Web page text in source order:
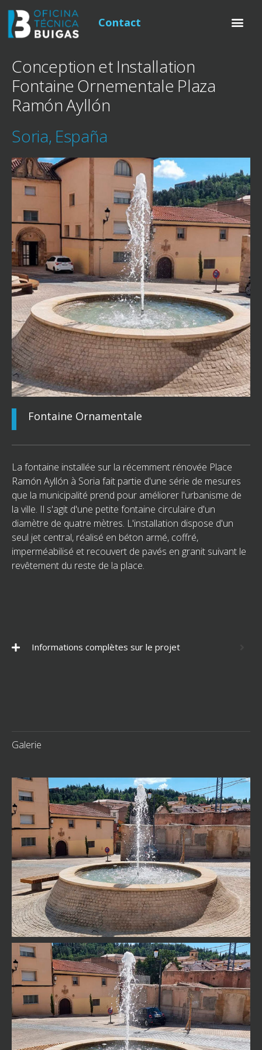
Contact
Conception et Installation
Fontaine Ornementale Plaza
Ramón Ayllón
Soria, España
Fontaine Ornamentale
La fontaine installée sur la récemment rénovée Place
Ramón Ayllón à Soria fait partie d'une série de mesures
que la municipalité prend pour améliorer l'urbanisme de
la ville. Il s'agit d'une petite fontaine circulaire d'un
diamètre de quatre mètres. L'installation dispose d'un
seul jet central, réalisé en béton armé, coffré,
imperméabilisé et recouvert de pavés en granit suivant le
revêtement du reste de la place.
Informations complètes sur le projet
Galerie